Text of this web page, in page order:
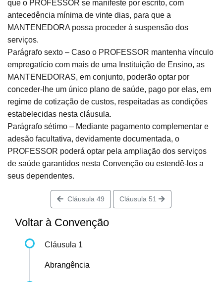
que o PROFESSOR se manifeste por escrito, com
antecedência mínima de vinte dias, para que a
MANTENEDORA possa proceder à suspensão dos
serviços.
Parágrafo sexto – Caso o PROFESSOR mantenha vínculo
empregatício com mais de uma Instituição de Ensino, as
MANTENEDORAS, em conjunto, poderão optar por
conceder-lhe um único plano de saúde, pago por elas, em
regime de cotização de custos, respeitadas as condições
estabelecidas nesta cláusula.
Parágrafo sétimo – Mediante pagamento complementar e
adesão facultativa, devidamente documentada, o
PROFESSOR poderá optar pela ampliação dos serviços
de saúde garantidos nesta Convenção ou estendê-los a
seus dependentes.
Cláusula 49 Cláusula 51
Voltar à Convenção
Cláusula 1
Abrangência